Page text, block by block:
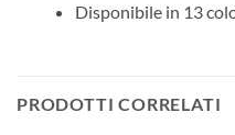
Disponibile in 13
PRODOTTI CORRELATI